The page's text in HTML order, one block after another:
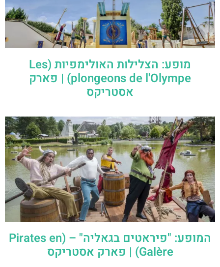
מופע: הצלילות האולימפיות (Les
plongeons de l'Olympe) | פארק
אסטריקס
המופע: "פיראטים בגאליה" – (Pirates en
Galère) | פארק אסטריקס